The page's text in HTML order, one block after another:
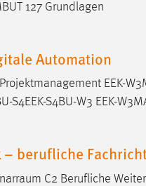
127 Grundlagen
Automation
EEK-
S4BU-W3 EEK-
berufliche
C2 Berufliche